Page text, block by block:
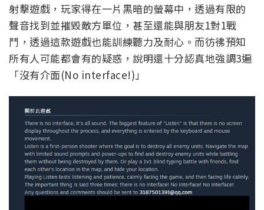
射擊遊戲，玩家得在一片黑暗的螢幕中，透過有限的
聲音找到並摧毀敵方單位，甚至還能與朋友1對1戰
鬥，透過這款遊戲也能訓練聽力及耐心。而彷彿預知
所有人可能都會有的疑惑，說明還十分認真地強調3遍
「沒有介面(No interface!)」